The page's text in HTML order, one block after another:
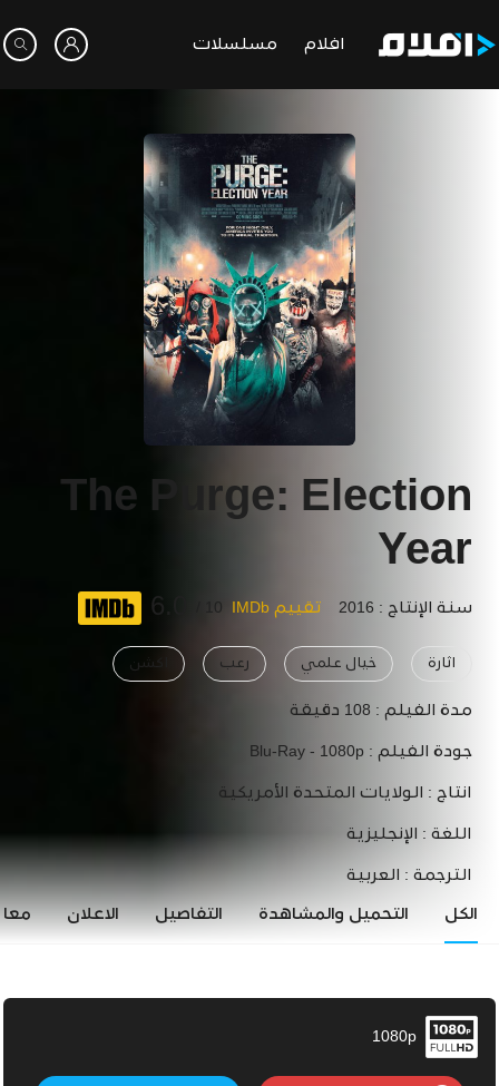
افلام مسلسلات
The Purge: Election
Year
سنة الإنتاج : 2016 تقييم IMDb 10 /
6.0
اثارة خيال علمي رعب اكشن
مدة الفيلم : 108 دقيقة
جودة الفيلم : Blu-Ray - 1080p
انتاج : الولايات المتحدة الأمريكية
اللغة : الإنجليزية
الترجمة : العربية
الكل التحميل والمشاهدة التفاصيل الاعلان
1080p